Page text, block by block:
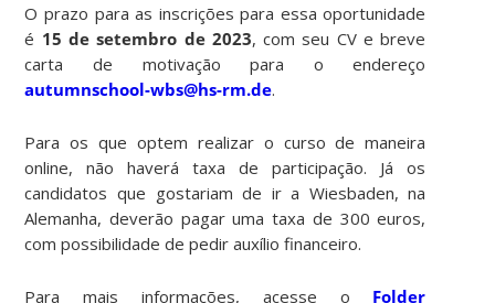
O prazo para as inscrições para essa oportunidade
é 15 de setembro de 2023, com seu CV e breve
carta de motivação para o endereço
autumnschool-wbs@hs-rm.de.
Para os que optem realizar o curso de maneira
online, não haverá taxa de participação. Já os
candidatos que gostariam de ir a Wiesbaden, na
Alemanha, deverão pagar uma taxa de 300 euros,
com possibilidade de pedir auxílio financeiro.
Para mais informações, acesse o Folder